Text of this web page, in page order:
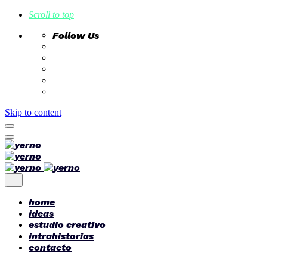
Scroll to top
Follow Us
Skip to content
home
ideas
estudio creativo
intrahistorias
contacto